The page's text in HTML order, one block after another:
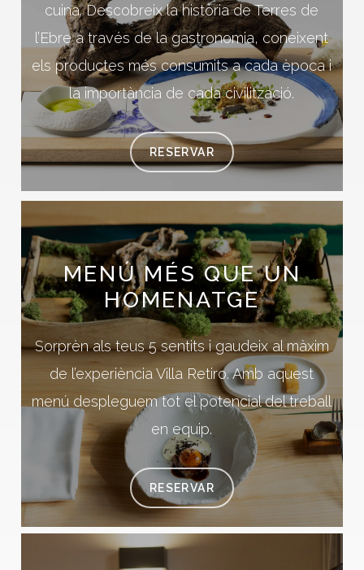
cuina. Descobreix la història de Terres de
l’Ebre a través de la gastronomia, coneixent
els productes més consumits a cada època i
la importància de cada civilització.
RESERVAR
MENÚ MÉS QUE UN
HOMENATGE
Sorprèn als teus 5 sentits i gaudeix al màxim
de l’experiència Villa Retiro. Amb aquest
menú despleguem tot el potencial del treball
en equip.
RESERVAR